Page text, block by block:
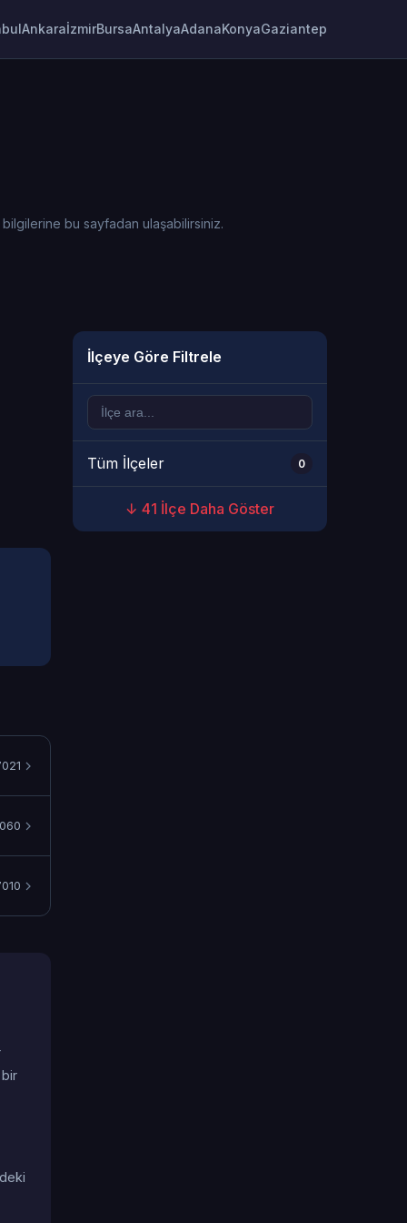
AnkaraİzmirBursaAntalyaAdanaKonyaGaziantep
bu sayfadan ulaşabilirsiniz.
İlçeye Göre Filtrele
Tüm İlçeler 0
↓ 41 İlçe Daha Göster